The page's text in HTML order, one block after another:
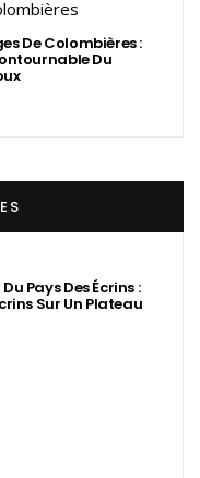
De Colombières :
Du
Pays Des Écrins :
Sur Un Plateau